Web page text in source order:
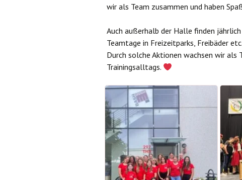
wir als Team zusammen und haben
Auch außerhalb der Halle finden
Teamtage in Freizeitparks, Freibäder
Durch solche Aktionen wachsen wir als
Trainingsalltags.